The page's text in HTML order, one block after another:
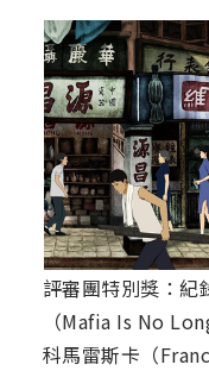
評審團特別獎：紀
（Mafia Is No
科馬雷斯卡（